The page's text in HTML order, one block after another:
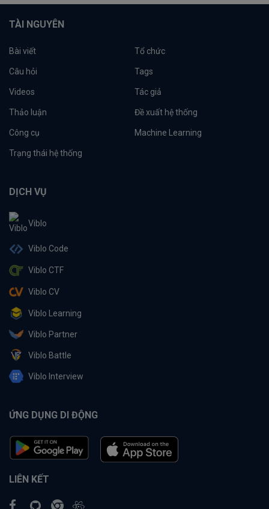
TÀI NGUYÊN
Bài viết Tổ chức
Câu hỏi Tags
Videos Tác giả
Thảo luận Đề xuất hệ thống
Công cụ Machine Learning
Trạng thái hệ thống
DỊCH VỤ
Viblo
Viblo Code
Viblo CTF
Viblo CV
Viblo Learning
Viblo Partner
Viblo Battle
Viblo Interview
ỨNG DỤNG DI ĐỘNG
LIÊN KẾT